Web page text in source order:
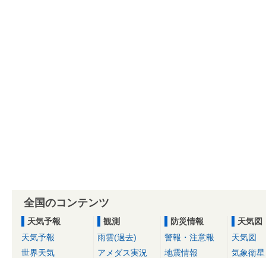
全国のコンテンツ
天気予報
天気予報
世界天気
観測
雨雲(過去)
アメダス実況
防災情報
警報・注意報
地震情報
天気図
天気図
気象衛星